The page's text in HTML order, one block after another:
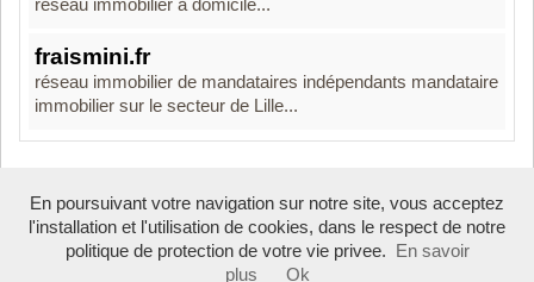
réseau immobilier à domicile...
fraismini.fr
réseau immobilier de mandataires indépendants mandataire
immobilier sur le secteur de Lille...
Boosté par Arfooo 2.02 - © 2007 - 2026
En poursuivant votre navigation sur notre site, vous acceptez
l'installation et l'utilisation de cookies, dans le respect de notre
politique de protection de votre vie privee.
En savoir
plus
Ok